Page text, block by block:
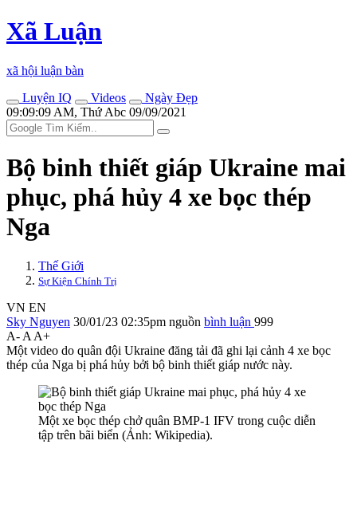
Xã Luận
xã hội luận bàn
Luyện IQ
Videos
Ngày Đẹp
09:09:09 AM, Thứ Abc 09/09/2021
Bộ binh thiết giáp Ukraine mai
phục, phá hủy 4 xe bọc thép
Nga
Thế Giới
Sự Kiện Chính Trị
VN EN
Sky Nguyen 30/01/23 02:35pm nguồn bình luận 999
A- A A+
Một video do quân đội Ukraine đăng tải đã ghi lại cảnh 4 xe bọc
thép của Nga bị phá hủy bởi bộ binh thiết giáp nước này.
Một xe bọc thép chở quân BMP-1 IFV trong cuộc diễn
tập trên bãi biển (Ảnh: Wikipedia).